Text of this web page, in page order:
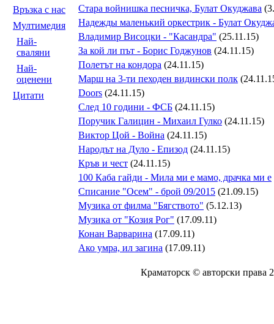
Връзка с нас
Мултимедия
Най-
сваляни
Най-
оценени
Цитати
Стара войнишка песничка, Булат Окуджава
Надежды маленький оркестрик - Булат
Владимир Висоцки - "Касандра" (25.11.15)
За кой ли път - Борис Годжунов (24.11.15)
Полетът на кондора (24.11.15)
Марш на 3-ти пеходен видински полк
Doors (24.11.15)
След 10 години - ФСБ (24.11.15)
Поручик Галицин - Михаил Гулко (24.11.15)
Виктор Цой - Война (24.11.15)
Народът на Дуло - Епизод (24.11.15)
Кръв и чест (24.11.15)
100 Каба гайди - Мила ми е мамо, драчка ми е
Списание "Осем" - брой 09/2015 (21.09.15)
Музика от филма "Бягството" (5.12.13)
Музика от "Козия Рог" (17.09.11)
Конан Варварина (17.09.11)
Aко умра, ил загина (17.09.11)
Краматорск © авторски права